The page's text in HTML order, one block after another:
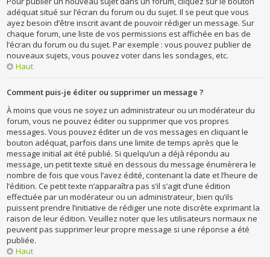
adéquat situé sur l’écran du forum ou du sujet. Il se peut que vous
ayez besoin d’être inscrit avant de pouvoir rédiger un message. Sur
chaque forum, une liste de vos permissions est affichée en bas de
l’écran du forum ou du sujet. Par exemple : vous pouvez publier de
nouveaux sujets, vous pouvez voter dans les sondages, etc.
Haut
Comment puis-je éditer ou supprimer un message ?
À moins que vous ne soyez un administrateur ou un modérateur du
forum, vous ne pouvez éditer ou supprimer que vos propres
messages. Vous pouvez éditer un de vos messages en cliquant le
bouton adéquat, parfois dans une limite de temps après que le
message initial ait été publié. Si quelqu’un a déjà répondu au
message, un petit texte situé en dessous du message énumèrera le
nombre de fois que vous l’avez édité, contenant la date et l’heure de
l’édition. Ce petit texte n’apparaîtra pas s’il s’agit d’une édition
effectuée par un modérateur ou un administrateur, bien qu’ils
puissent prendre l’initiative de rédiger une note discrète exprimant la
raison de leur édition. Veuillez noter que les utilisateurs normaux ne
peuvent pas supprimer leur propre message si une réponse a été
publiée.
Haut